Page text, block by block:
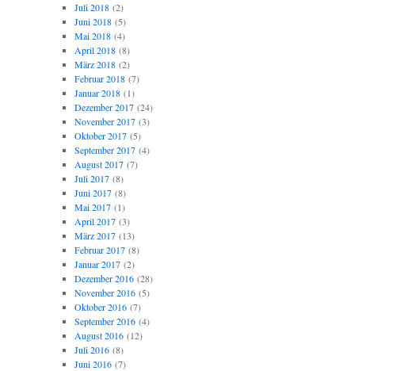
Juli 2018(2)
Juni 2018(5)
Mai 2018(4)
April 2018(8)
März 2018(2)
Februar 2018(7)
Januar 2018(1)
Dezember 2017(24)
November 2017(3)
Oktober 2017(5)
September 2017(4)
August 2017(7)
Juli 2017(8)
Juni 2017(8)
Mai 2017(1)
April 2017(3)
März 2017(13)
Februar 2017(8)
Januar 2017(2)
Dezember 2016(28)
November 2016(5)
Oktober 2016(7)
September 2016(4)
August 2016(12)
Juli 2016(8)
Juni 2016(7)